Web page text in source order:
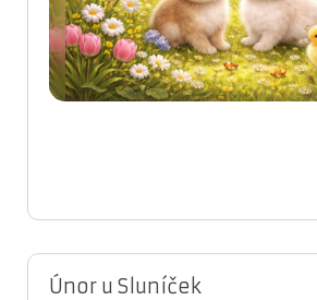
Únor u Sluníček